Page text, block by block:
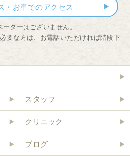
・お車でのアクセス
ターはございません。
要な方は、お電話いただければ階段下
スタッフ
クリニック
ブログ